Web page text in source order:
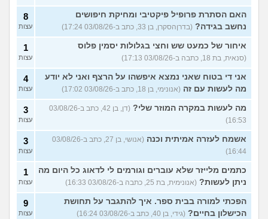
האם הסתרת פרופיל פיקטיבי ומחיקת חיפושים
נחשב בגידה? (בדרןהסקרן, בן 33, כתב ב-03/08/26 17:24)
8
עצות
איחור של כמעט שש וחצי בגלולות יסמין פלוס
(סנאית, בת 18, כתבה ב-03/08/26 17:13)
1
עצות
אני די בטוח שאני נמצא איפשהו על הרצף ואני לא יודע
מה לעשות עם זה (אנונימי, בן 18, כתב ב-03/08/26 17:02)
4
עצות
מה לעשות במקרה המוזר שלי?
(דן, בן 42, כתב ב-03/08/26
16:53)
3
עצות
אשמח לעזרה אמיתית וכנה
(אנושי, בן 27, כתב ב-03/08/26
16:44)
3
עצות
כתמים מלייזר שלא עוברים וגורמים לי לדאוג כל היום מה
ניתן לעשות? (אנונימית, בת 25, כתבה ב-03/08/26 16:33)
1
עצות
הפכתי למורה בבית ספר. איך להתגבר על תחושת
הכישלון בחיים? (גידי, בן 40, כתב ב-03/08/26 16:24)
9
עצות